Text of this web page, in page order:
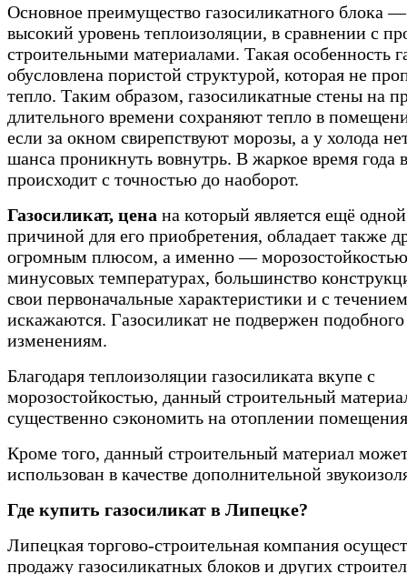
Основное преимущество газосиликатного блока
высокий уровень теплоизоляции, в сравнении с
строительными материалами. Такая особенность
обусловлена пористой структурой, которая не
тепло. Таким образом, газосиликатные стены на
длительного времени сохраняют тепло в
если за окном свирепствуют морозы, а у холода
шанса проникнуть вовнутрь. В жаркое время года
происходит с точностью до наоборот.
Газосиликат, цена на который является ещё
причиной для его приобретения, обладает также
огромным плюсом, а именно —
минусовых температурах, большинство
свои первоначальные характеристики и с
искажаются. Газосиликат не подвержен подобного
изменениям.
Благодаря теплоизоляции газосиликата вкупе с
морозостойкостью, данный строительный
существенно сэкономить на отоплении
Кроме того, данный строительный материал
использован в качестве дополнительной
Где купить газосиликат в Липецке?
Липецкая торгово-строительная компания
продажу газосиликатных блоков и других